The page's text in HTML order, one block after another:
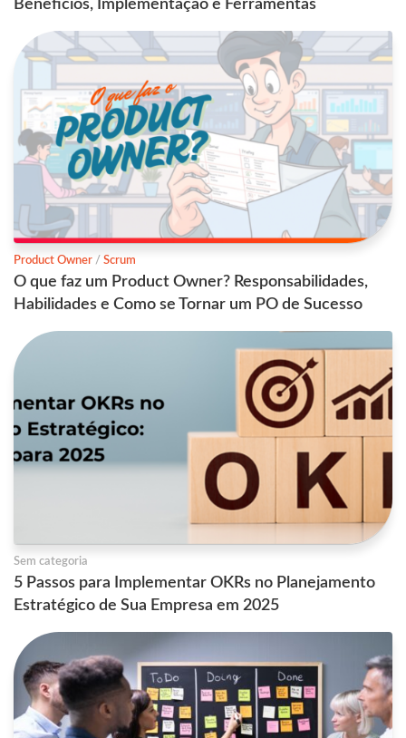
Benefícios, Implementação e Ferramentas
Product Owner / Scrum
O que faz um Product Owner? Responsabilidades,
Habilidades e Como se Tornar um PO de Sucesso
Sem categoria
5 Passos para Implementar OKRs no Planejamento
Estratégico de Sua Empresa em 2025